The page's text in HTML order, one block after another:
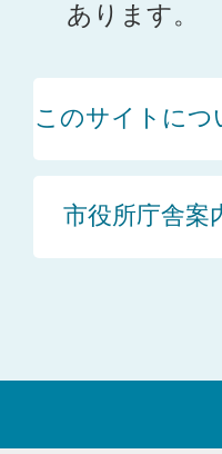
あります。
このサイトにつ
市役所庁舎案